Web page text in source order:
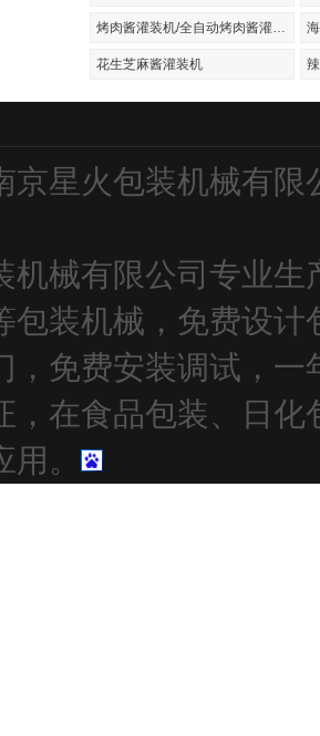
烤肉酱灌装机/全自动烤肉酱灌装机
花生芝麻酱灌装机
京星火包装机械有
机械有限公司专业
包装机械，免费设
，免费安装调试，
，在食品包装、日
。